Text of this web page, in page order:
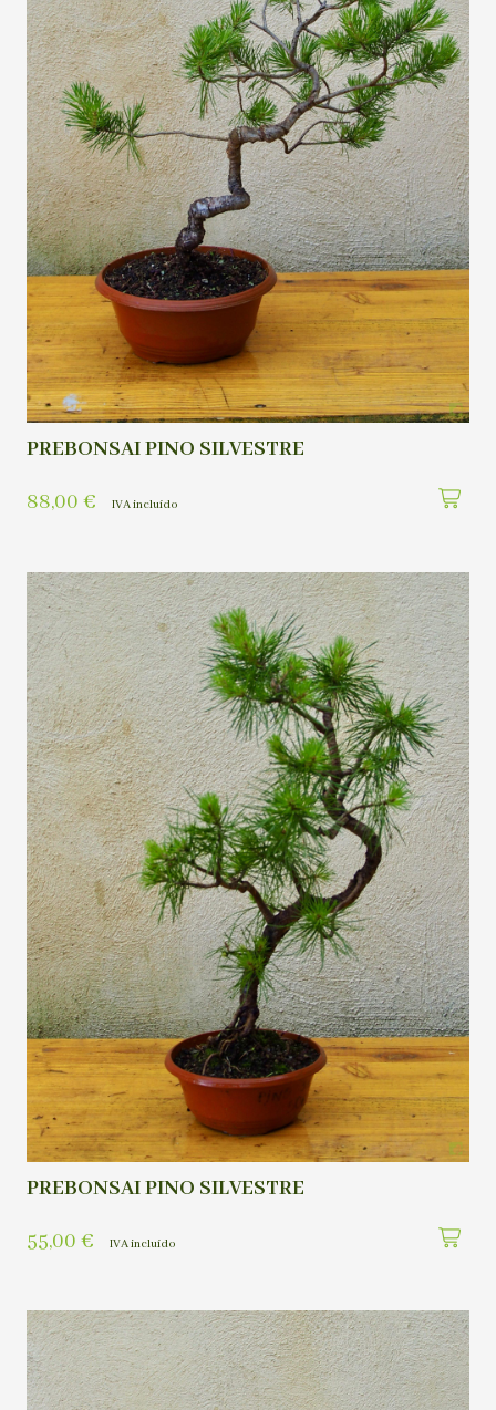
PREBONSAI PINO SILVESTRE
88,00 € IVA incluído
PREBONSAI PINO SILVESTRE
55,00 € IVA incluído